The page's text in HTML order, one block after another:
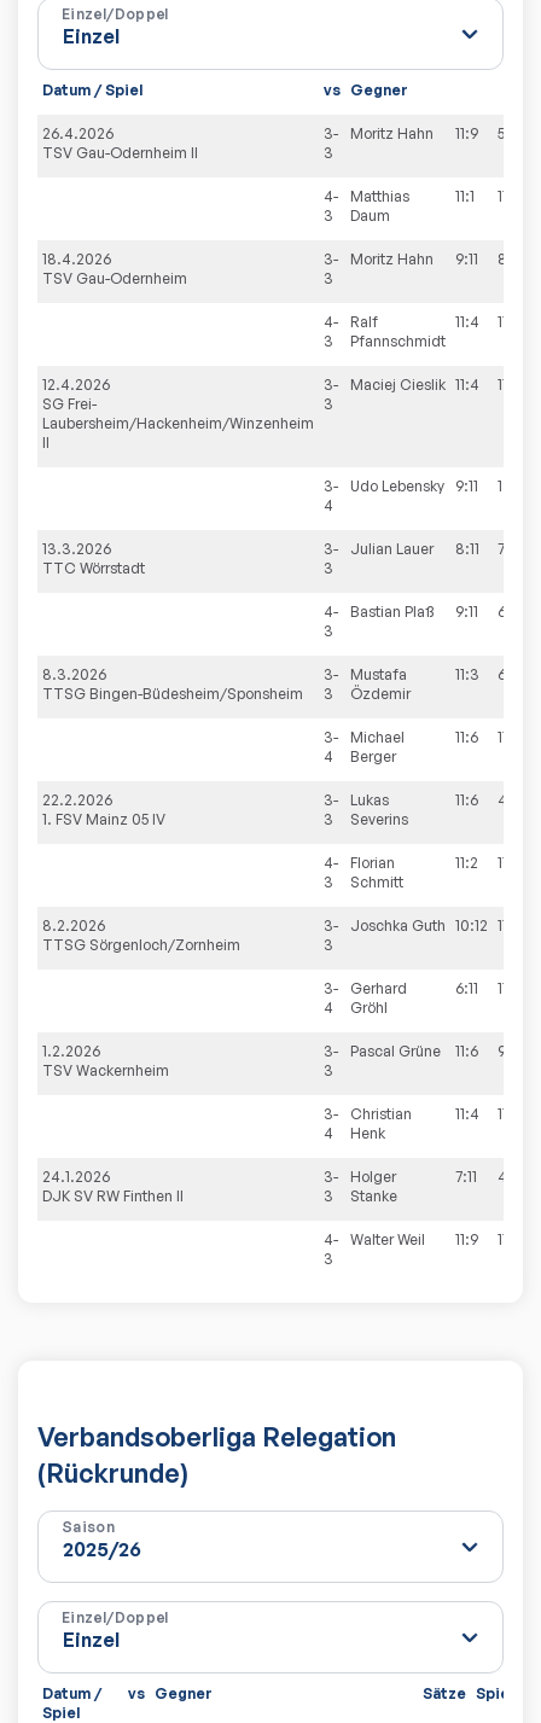
Einzel/Doppel
Datum / Spiel vs Gegner
26.4.2026
TSV Gau-Odernheim II
3-
3
Moritz Hahn 11:9 5:11
4-
3
Matthias
Daum
11:1 11:3
18.4.2026
TSV Gau-Odernheim
3-
3
Moritz Hahn 9:11 8:11
4-
3
Ralf
Pfannschmidt
11:4 11:6
12.4.2026
SG Frei-
Laubersheim/Hackenheim/Winzenheim
II
3-
3
Maciej Cieslik 11:4 11:9
3-
4
Udo Lebensky 9:11 13:15
13.3.2026
TTC Wörrstadt
3-
3
Julian Lauer 8:11 7:11
4-
3
Bastian Plaß 9:11 6:11
8.3.2026
TTSG Bingen-Büdesheim/Sponsheim
3-
3
Mustafa
Özdemir
11:3 6:11
3-
4
Michael
Berger
11:6 11:7
22.2.2026
1. FSV Mainz 05 IV
3-
3
Lukas
Severins
11:6 4:11
4-
3
Florian
Schmitt
11:2 11:8
8.2.2026
TTSG Sörgenloch/Zornheim
3-
3
Joschka Guth 10:12 11:8
3-
4
Gerhard
Gröhl
6:11 11:9
1.2.2026
TSV Wackernheim
3-
3
Pascal Grüne 11:6 9:11
3-
4
Christian
Henk
11:4 11:6
24.1.2026
DJK SV RW Finthen II
3-
3
Holger
Stanke
7:11 4:11
4-
3
Walter Weil 11:9 11:5
Verbandsoberliga Relegation
(Rückrunde)
Saison
Einzel/Doppel
Datum /
Spiel
vs Gegner Sätze Spiele